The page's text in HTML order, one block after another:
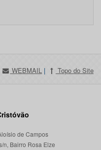
WEBMAIL | Topo do Site
de Campos
n, Bairro Rosa Elze